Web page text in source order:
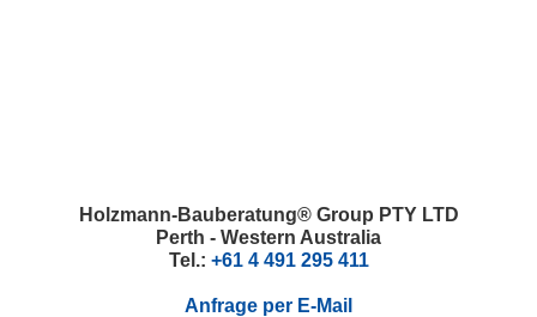
Holzmann-Bauberatung® Group PTY LTD
Perth - Western Australia
Tel.: +61 4 491 295 411
Anfrage per E-Mail